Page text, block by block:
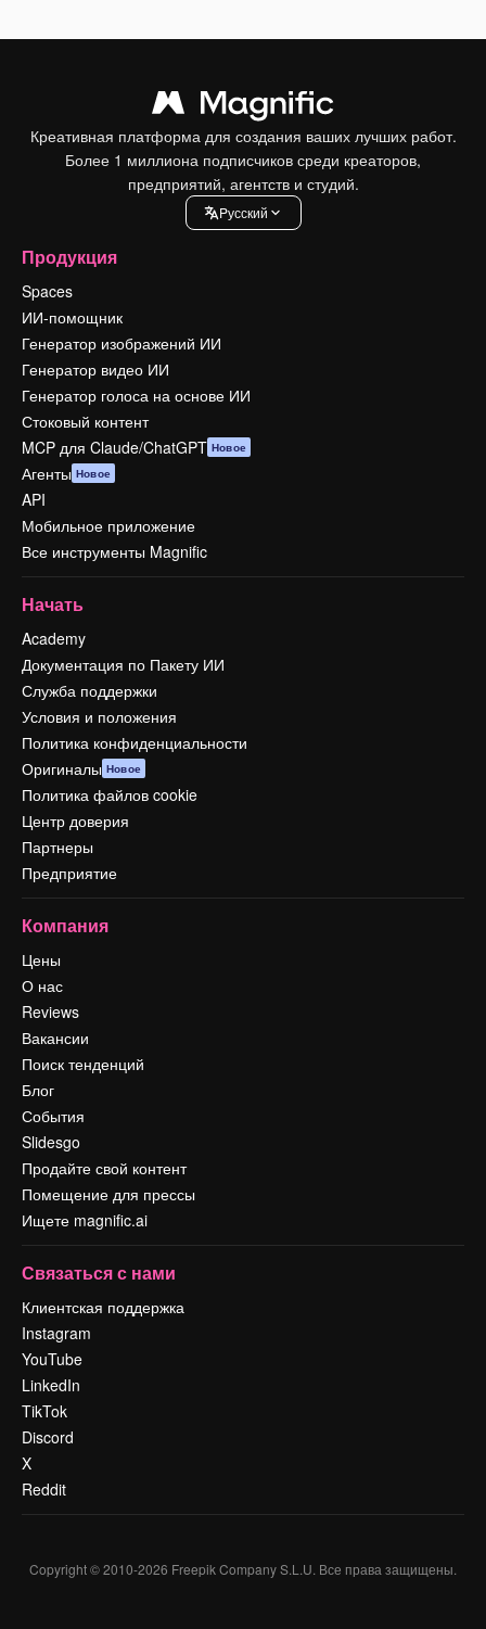
Креативная платформа для создания ваших лучших работ.
Более 1 миллиона подписчиков среди креаторов,
предприятий, агентств и студий.
Pусский
Продукция
Spaces
ИИ-помощник
Генератор изображений ИИ
Генератор видео ИИ
Генератор голоса на основе ИИ
Стоковый контент
MCP для Claude/ChatGPT Новое
Агенты Новое
API
Мобильное приложение
Все инструменты Magnific
Начать
Academy
Документация по Пакету ИИ
Служба поддержки
Условия и положения
Политика конфиденциальности
Оригиналы Новое
Политика файлов cookie
Центр доверия
Партнеры
Предприятие
Компания
Цены
О нас
Reviews
Вакансии
Поиск тенденций
Блог
События
Slidesgo
Продайте свой контент
Помещение для прессы
Ищете magnific.ai
Связаться с нами
Клиентская поддержка
Instagram
YouTube
LinkedIn
TikTok
Discord
X
Reddit
Copyright © 2010-2026 Freepik Company S.L.U. Все права защищены.